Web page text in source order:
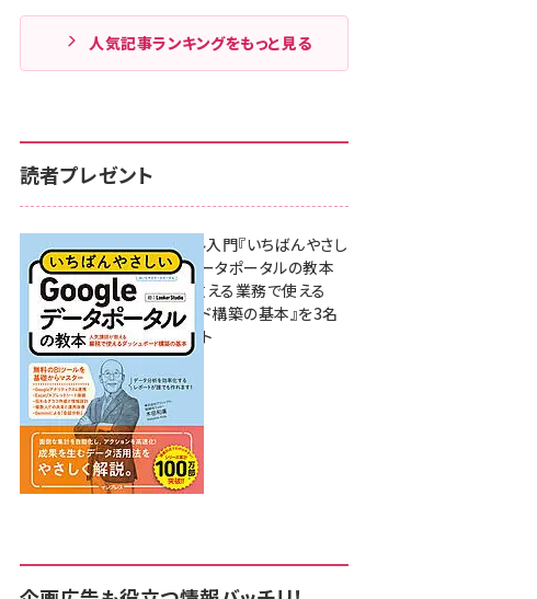
人気記事ランキングをもっと見る
読者プレゼント
無料BIツール入門『いちばんやさし
いGoogleデータポータルの教本
人気講師が教える業務で使える
ダッシュボード構築の基本』を3名
様にプレゼント
7月31日 10:00